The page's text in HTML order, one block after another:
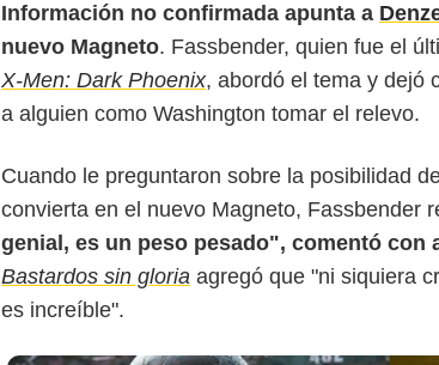
Información no confirmada apunta a
nuevo Magneto. Fassbender, quien fue el
X-Men: Dark Phoenix, abordó el tema y dejó
a alguien como Washington tomar el relevo.
Cuando le preguntaron sobre la posibilidad
convierta en el nuevo Magneto, Fassbender
genial, es un peso pesado", comentó con
Bastardos sin gloria agregó que "ni siquiera
es increíble".